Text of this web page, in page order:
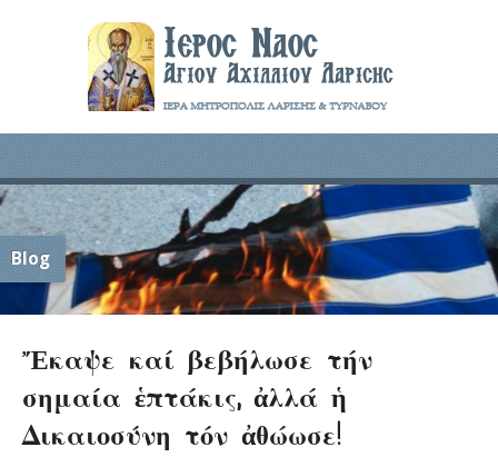
Blog
Ἔκαψε καί βεβήλωσε τήν
σημαία ἑπτάκις, ἀλλά ἡ
Δικαιοσύνη τόν ἀθώωσε!